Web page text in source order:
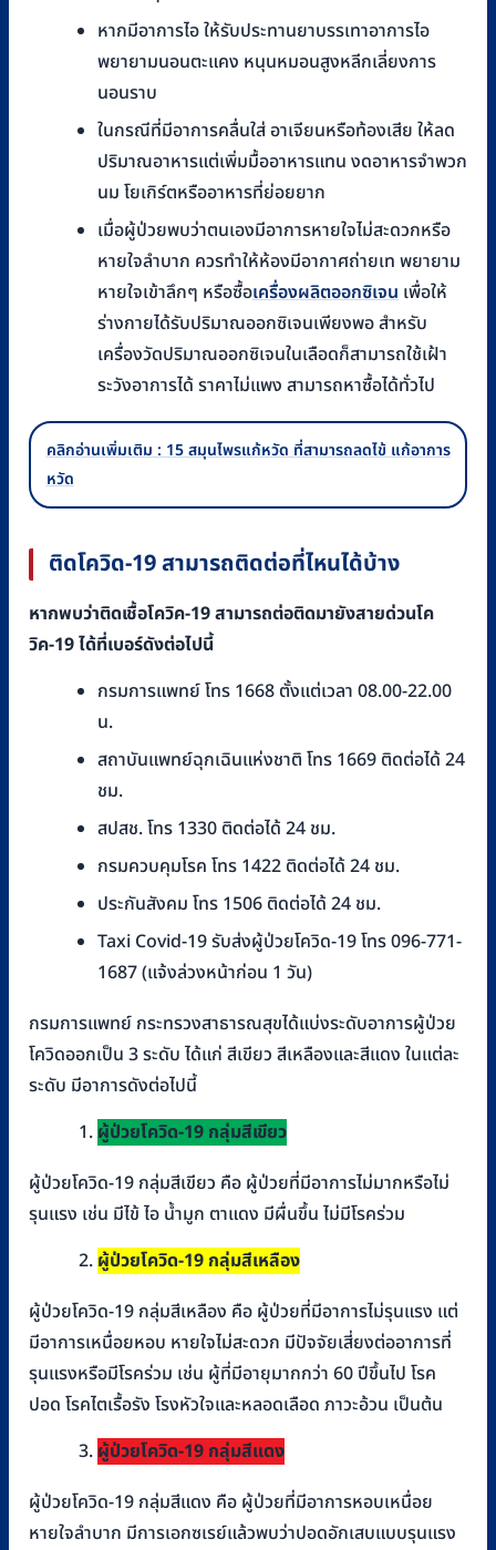
หากมีอาการไอ ให้รับประทานยาบรรเทาอาการไอ
พยายามนอนตะแคง หนุนหมอนสูงหลีกเลี่ยงการ
นอนราบ
ในกรณีที่มีอาการคลื่นใส่ อาเจียนหรือท้องเสีย ให้ลด
ปริมาณอาหารแต่เพิ่มมื้ออาหารแทน งดอาหารจำพวก
นม โยเกิร์ตหรืออาหารที่ย่อยยาก
เมื่อผู้ป่วยพบว่าตนเองมีอาการหายใจไม่สะดวกหรือ
หายใจลำบาก ควรทำให้ห้องมีอากาศถ่ายเท พยายาม
หายใจเข้าลึกๆ หรือซื้อเครื่องผลิตออกซิเจน เพื่อให้
ร่างกายได้รับปริมาณออกซิเจนเพียงพอ สำหรับ
เครื่องวัดปริมาณออกซิเจนในเลือดก็สามารถใช้เฝ้า
ระวังอาการได้ ราคาไม่แพง สามารถหาซื้อได้ทั่วไป
คลิกอ่านเพิ่มเติม : 15 สมุนไพรแก้หวัด ที่สามารถลดไข้ แก้อาการ
หวัด
ติดโควิด-19สามารถติดต่อที่ไหนได้บ้าง
หากพบว่าติดเชื้อโควิค-19 สามารถต่อติดมายังสายด่วนโค
วิค-19 ได้ที่เบอร์ดังต่อไปนี้
กรมการแพทย์ โทร 1668 ตั้งแต่เวลา 08.00-22.00
น.
สถาบันแพทย์ฉุกเฉินแห่งชาติ โทร 1669 ติดต่อได้ 24
ชม.
สปสช. โทร 1330 ติดต่อได้ 24 ชม.
กรมควบคุมโรค โทร 1422 ติดต่อได้ 24 ชม.
ประกันสังคม โทร 1506 ติดต่อได้ 24 ชม.
Taxi Covid-19 รับส่งผู้ป่วยโควิด-19 โทร 096-771-
1687 (แจ้งล่วงหน้าก่อน 1 วัน)
กรมการแพทย์ กระทรวงสาธารณสุขได้แบ่งระดับอาการผู้ป่วย
โควิดออกเป็น 3 ระดับ ได้แก่ สีเขียว สีเหลืองและสีแดง ในแต่ละ
ระดับ มีอาการดังต่อไปนี้
ผู้ป่วยโควิด-19 กลุ่มสีเขียว
ผู้ป่วยโควิด-19 กลุ่มสีเขียว คือ ผู้ป่วยที่มีอาการไม่มากหรือไม่
รุนแรง เช่น มีไข้ ไอ น้ำมูก ตาแดง มีผื่นขึ้น ไม่มีโรคร่วม
ผู้ป่วยโควิด-19 กลุ่มสีเหลือง
ผู้ป่วยโควิด-19 กลุ่มสีเหลือง คือ ผู้ป่วยที่มีอาการไม่รุนแรง แต่
มีอาการเหนื่อยหอบ หายใจไม่สะดวก มีปัจจัยเสี่ยงต่ออาการที่
รุนแรงหรือมีโรคร่วม เช่น ผู้ที่มีอายุมากกว่า 60 ปีขึ้นไป โรค
ปอด โรคไตเรื้อรัง โรงหัวใจและหลอดเลือด ภาวะอ้วน เป็นต้น
ผู้ป่วยโควิด-19 กลุ่มสีแดง
ผู้ป่วยโควิด-19 กลุ่มสีแดง คือ ผู้ป่วยที่มีอาการหอบเหนื่อย
หายใจลำบาก มีการเอกซเรย์แล้วพบว่าปอดอักเสบแบบรุนแรง